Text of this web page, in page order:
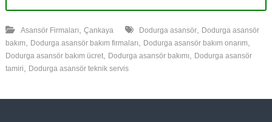
Asansör Firmaları Çankaya Dodurga asansör,
Dodurga asansör
bakım
Dodurga asansör bakım firmaları Dodurga asansör bakım onarım
Dodurga asansör bakım ücret, Dodurga asansör bakımı
Dodurga asansör
tamiri
Dodurga asansör teknik servis